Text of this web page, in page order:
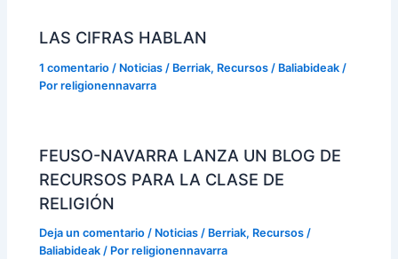
LAS CIFRAS HABLAN
1 comentario / Noticias / Berriak, Recursos / Baliabideak /
Porreligionennavarra
FEUSO-NAVARRA LANZA UN BLOG DE
RECURSOS PARA LA CLASE DE
RELIGIÓN
Deja un comentario / Noticias / Berriak, Recursos /
Baliabideak / Porreligionennavarra